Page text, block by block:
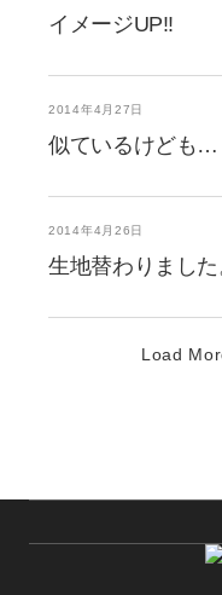
イメージUP!!
2014年4月27日
似ているけども…
2014年4月26日
生地替わりました
Load